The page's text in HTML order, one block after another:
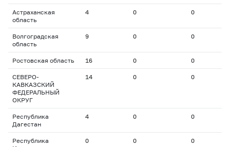
Астраханская
область
4 0 0
Волгоградская
область
9 0 0
Ростовская область 16 0 0
СЕВЕРО-
КАВКАЗСКИЙ
ФЕДЕРАЛЬНЫЙ
ОКРУГ
14 0 0
Республика
Дагестан
4 0 0
Республика
0 0 0